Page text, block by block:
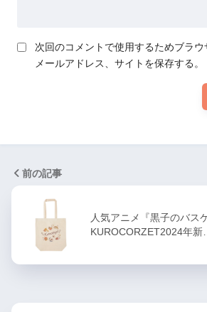
次回のコメントで使用するためブラウ
メールアドレス、サイトを保存する。
前の記事
人気アニメ『黒子のバス
KUROCORZET2024年新…